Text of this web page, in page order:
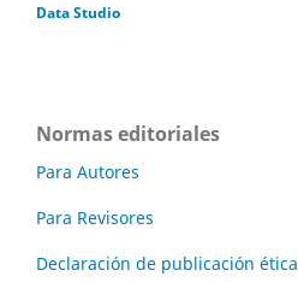
Data Studio
Normas editoriales
Para Autores
Para Revisores
Declaración de publicación ética